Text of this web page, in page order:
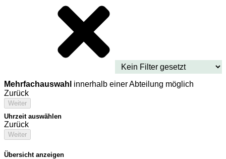
Mehrfachauswahl innerhalb einer Abteilung möglich
Zurück
Weiter
Uhrzeit auswählen
Zurück
Weiter
Übersicht anzeigen